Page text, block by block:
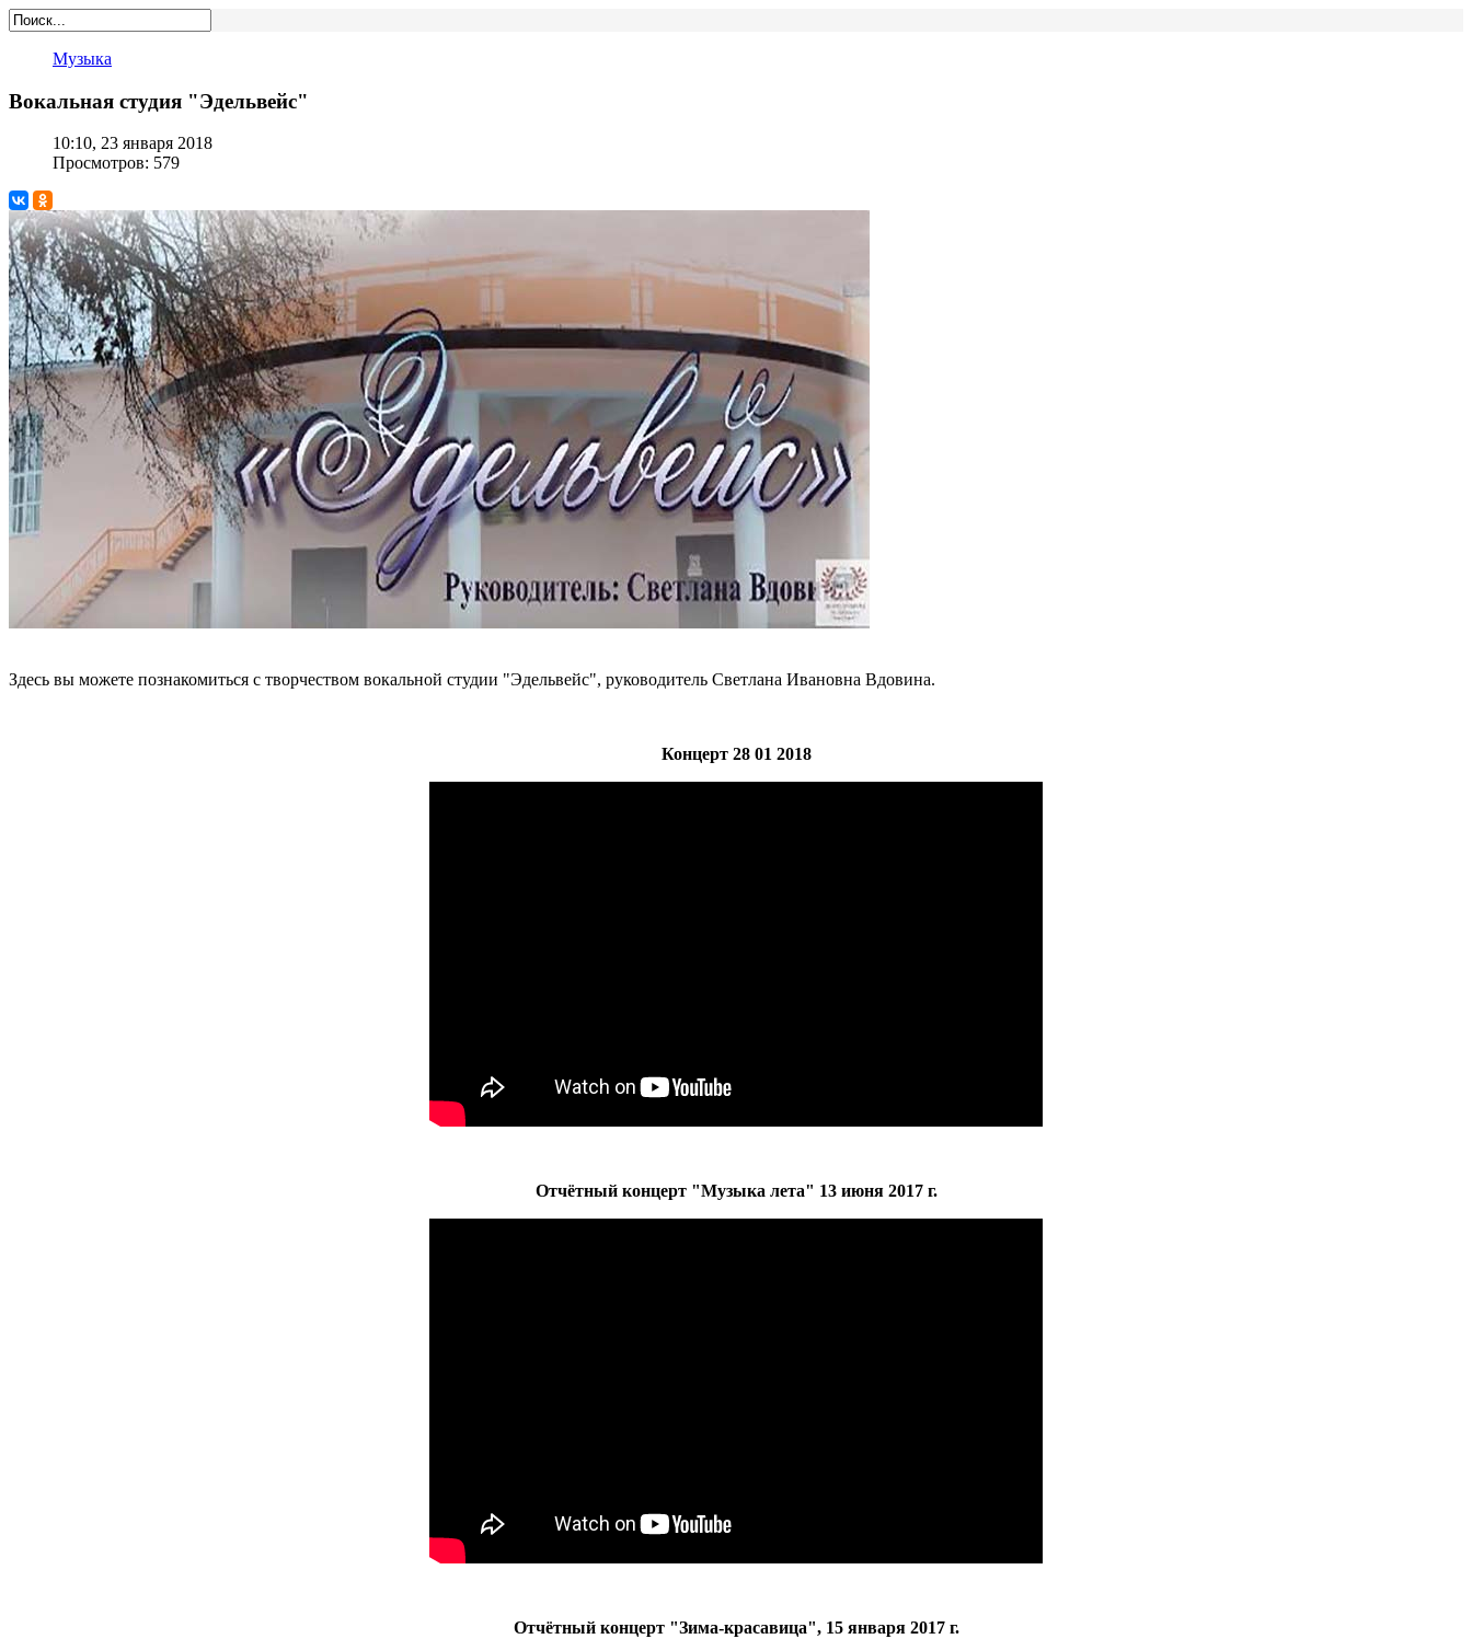
Музыка
Вокальная студия "Эдельвейс"
10:10, 23 января 2018
Просмотров: 579
Здесь вы можете познакомиться с творчеством вокальной студии "Эдельвейс", руководитель Светлана Ивановна Вдовина.
Концерт 28 01 2018
Отчётный концерт "Музыка лета" 13 июня 2017 г.
Отчётный концерт "Зима-красавица", 15 января 2017 г.